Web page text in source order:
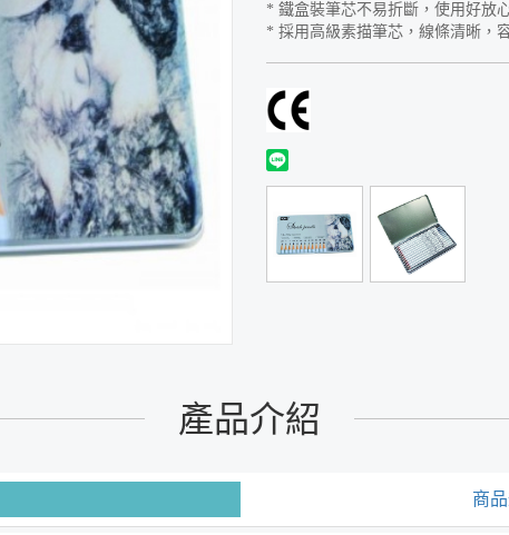
* 鐵盒裝筆芯不易折斷，使用好放
* 採用高級素描筆芯，線條清晰，
產品介紹
商